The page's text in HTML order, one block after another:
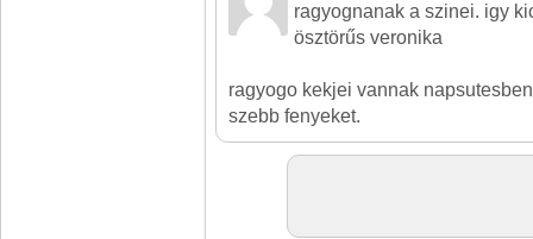
ragyognanak a szinei. igy
ösztörűs veronika
ragyogo kekjei vannak
szebb fenyeket.